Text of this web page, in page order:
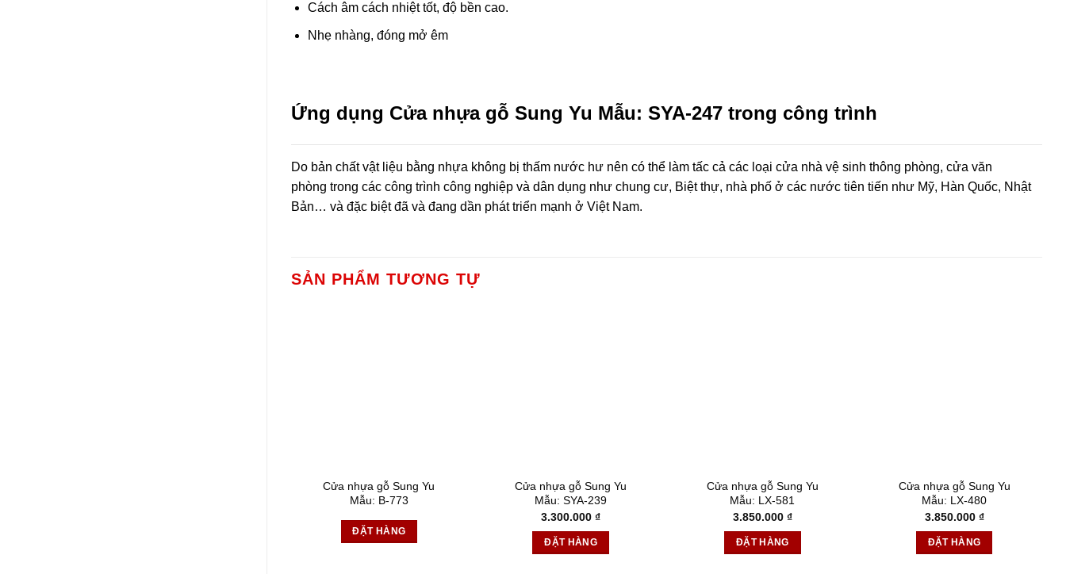
Cách âm cách nhiệt tốt, độ bền cao.
Nhẹ nhàng, đóng mở êm
Ứng dụng Cửa nhựa gỗ Sung Yu Mẫu: SYA-247 trong công trình
Do bản chất vật liệu bằng nhựa không bị thấm nước hư nên có thể làm tấc cả các loại cửa nhà vệ sinh thông phòng, cửa văn
phòng trong các công trình công nghiệp và dân dụng như chung cư, Biệt thự, nhà phố ở các nước tiên tiến như Mỹ, Hàn Quốc, Nhật
Bản… và đặc biệt đã và đang dần phát triển mạnh ở Việt Nam.
SẢN PHẨM TƯƠNG TỰ
Cửa nhựa gỗ Sung Yu
Mẫu: B-773
ĐẶT HÀNG
Cửa nhựa gỗ Sung Yu
Mẫu: SYA-239
3.300.000₫
ĐẶT HÀNG
Cửa nhựa gỗ Sung Yu
Mẫu: LX-581
3.850.000 ₫
ĐẶT HÀNG
Cửa nhựa gỗ Sung Yu
Mẫu: LX-480
3.850.000 ₫
ĐẶT HÀNG